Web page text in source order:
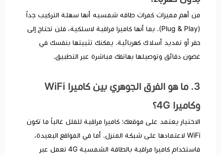
من أهم مميزات كمرات طاقه شمسيه أنها سهلة التركيب جداً
(Plug & Play). بما أنها كاميرا مراقبة لاسلكية، فلن تحتاج إلى
حفر أو تمديد أسلاك كهربائية. يمكنك تثبيتها بنفسك في
غضون دقائق وتوصيلها بهاتفك مباشرة عبر التطبيق.
​3. ما هو الفرق الجوهري بين كاميرا WiFi
وكاميرا 4G؟
الاختيار يعتمد على موقعك؛ كاميرا مراقبة للفلل غالباً ما تكون
WiFi لاعتمادها على شبكة المنزل. أما في المواقع البعيدة،
فاستخدام كاميرا مراقبة بالطاقة الشمسية 4G تعمل عبر